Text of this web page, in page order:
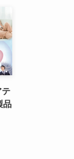
テ
品